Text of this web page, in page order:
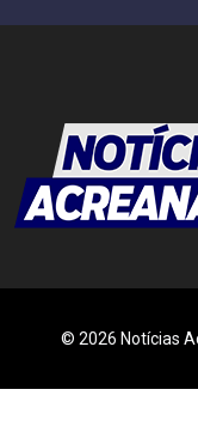
© 2026 Notícias